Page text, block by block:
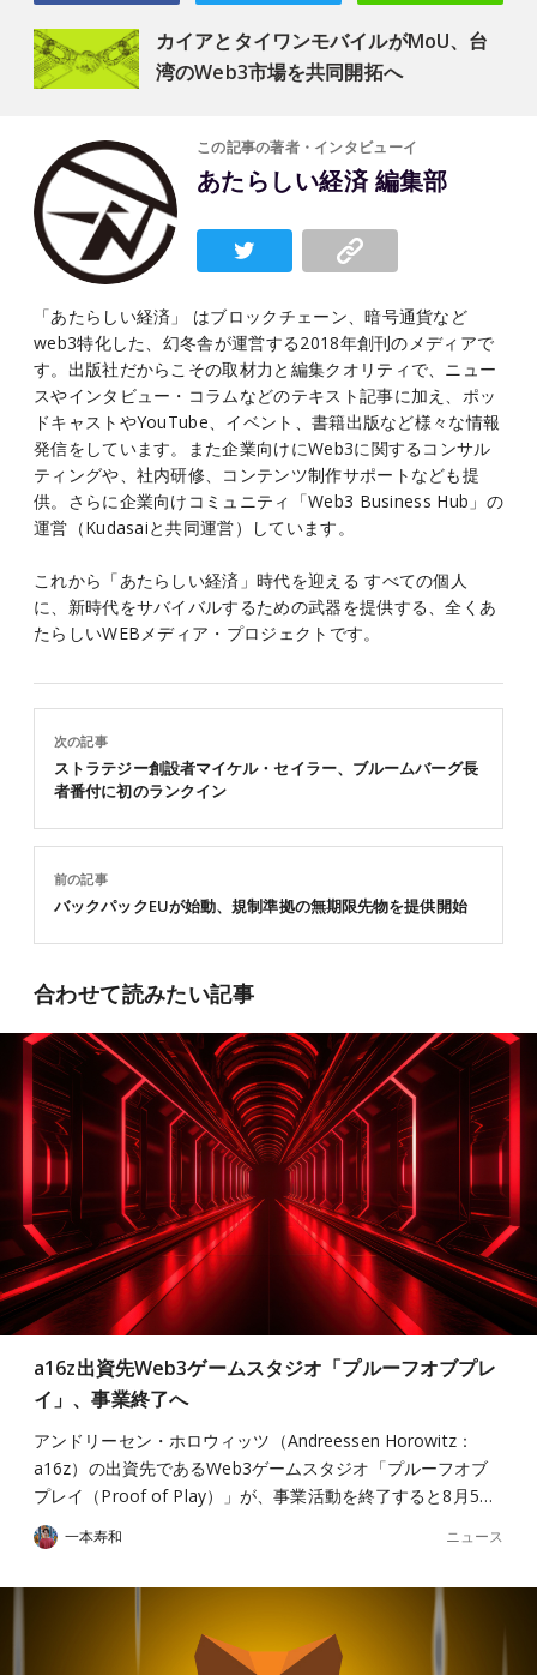
カイアとタイワンモバイルがMoU、台
湾のWeb3市場を共同開拓へ
この記事の著者・インタビューイ
あたらしい経済 編集部
「あたらしい経済」 はブロックチェーン、暗号通貨など
web3特化した、幻冬舎が運営する2018年創刊のメディアで
す。出版社だからこその取材力と編集クオリティで、ニュー
スやインタビュー・コラムなどのテキスト記事に加え、ポッ
ドキャストやYouTube、イベント、書籍出版など様々な情報
発信をしています。また企業向けにWeb3に関するコンサル
ティングや、社内研修、コンテンツ制作サポートなども提
供。さらに企業向けコミュニティ「Web3 Business Hub」の
運営（Kudasaiと共同運営）しています。
これから「あたらしい経済」時代を迎える すべての個人
に、新時代をサバイバルするための武器を提供する、全くあ
たらしいWEBメディア・プロジェクトです。
前の記事
バックパックEUが始動、規制準拠の無期限先物を提供開始
次の記事
ストラテジー創設者マイケル・セイラー、ブルームバーグ長
者番付に初のランクイン
合わせて読みたい記事
a16z出資先Web3ゲームスタジオ「プルーフオブプレ
イ」、事業終了へ
アンドリーセン・ホロウィッツ（Andreessen Horowitz：
a16z）の出資先であるWeb3ゲームスタジオ「プルーフオブ
プレイ（Proof of Play）」が、事業活動を終了すると8月5…
一本寿和 ニュース